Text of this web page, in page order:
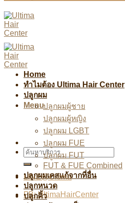
Menu
LINE@Ultima
FB: UltimaHairCenter
Home
ทำไมต้อง Ultima Hair Center
ปลูกผม
ปลูกผมผู้ชาย
ปลูกผมผู้หญิง
ปลูกผม LGBT
ปลูกผม FUE
ปลูกผม FUT
FUT & FUE Combined
ปลูกผมเคสแก้จากที่อื่น
ปลูกหนวด
ปลูกคิ้ว